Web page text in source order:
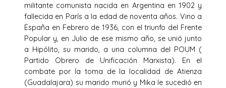
militante comunista nacida en Argentina en 1902 y
fallecida en París a la edad de noventa años. Vino a
España en Febrero de 1936, con el triunfo del Frente
Popular y, en Julio de ese mismo año, se unió junto
a Hipólito, su marido, a una columna del POUM (
Partido Obrero de Unificación Marxista). En el
combate por la toma de la localidad de Atienza
(Guadalajara) su marido murió y Mika le sucedió en